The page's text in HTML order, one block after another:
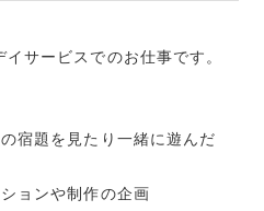
サービスでのお仕事です。
宿題を見たり一緒に遊んだ
ョンや制作の企画